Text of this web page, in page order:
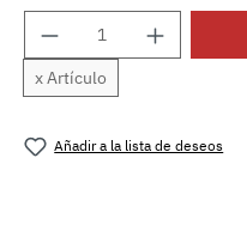
Cantidad del
x Artículo
Añadir a la lista de deseos